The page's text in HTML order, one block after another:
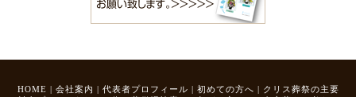
HOME | 会社案内 | 代表者プロフィール | 初めての方へ | クリス葬祭の主要